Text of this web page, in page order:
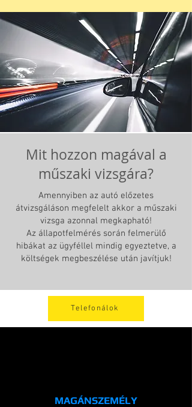
Mit hozzon magával a
műszaki vizsgára?
Amennyiben az autó előzetes
átvizsgáláson megfelelt akkor a műszaki
vizsga azonnal megkapható!
Az állapotfelmérés során felmerülő
hibákat az ügyféllel mindig egyeztetve, a
költségek megbeszélése után javítjuk!
Telefonálok
MAGÁNSZEMÉLY